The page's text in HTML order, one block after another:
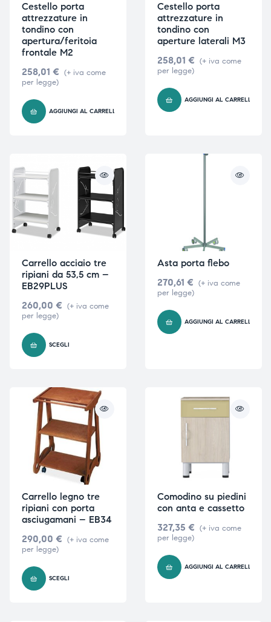
Cestello porta
attrezzature in
tondino con
apertura/feritoia
frontale M2
258,01 € (+ iva come
per legge)
AGGIUNGI AL CARRELLO
Cestello porta
attrezzature in
tondino con
aperture laterali M3
258,01 € (+ iva come
per legge)
AGGIUNGI AL CARRELLO
Carrello acciaio tre
ripiani da 53,5 cm –
EB29PLUS
260,00 € (+ iva come
per legge)
SCEGLI
Asta porta flebo
270,61 € (+ iva come
per legge)
AGGIUNGI AL CARRELLO
Carrello legno tre
ripiani con porta
asciugamani – EB34
290,00 € (+ iva come
per legge)
SCEGLI
Comodino su piedini
con anta e cassetto
327,35 € (+ iva come
per legge)
AGGIUNGI AL CARRELLO